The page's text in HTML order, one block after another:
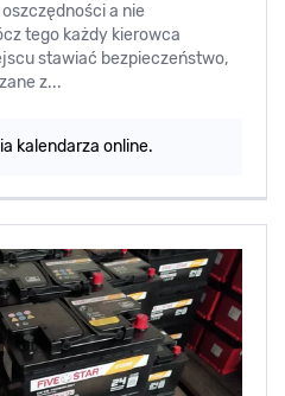
a nie
tego każdy kierowca
stawiać bezpieczeństwo,
z...
kalendarza online.